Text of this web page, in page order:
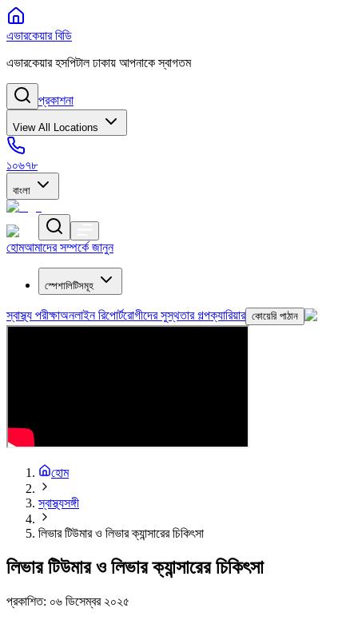
এভারকেয়ার বিডি
এভারকেয়ার হসপিটাল ঢাকায় আপনাকে স্বাগতম
প্রকাশনা
View All Locations
১০৬৭৮
বাংলা
হোমআমাদের সম্পর্কে জানুন
স্পেশালিটিসমূহ
স্বাস্থ্য পরীক্ষাঅনলাইন রিপোর্টরোগীদের সুস্থতার গল্পক্যারিয়ার কোয়েরি পাঠান
হোম
স্বাস্থ্যসঙ্গী
লিভার টিউমার ও লিভার ক্যান্সারের চিকিৎসা
লিভার টিউমার ও লিভার ক্যান্সারের চিকিৎসা
প্রকাশিত: ০৬ ডিসেম্বর ২০২৫